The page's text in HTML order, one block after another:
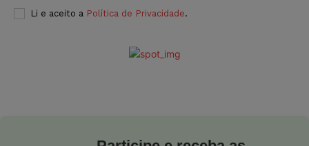
Li e aceito a Política de Privacidade.